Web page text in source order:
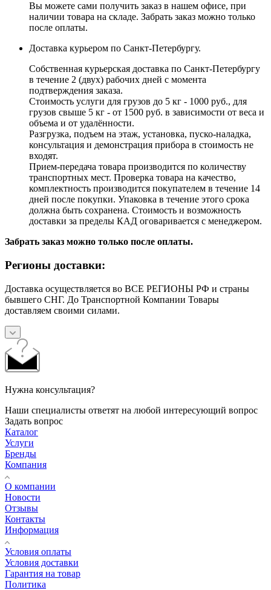
Вы можете сами получить заказ в нашем офисе, при
наличии товара на складе. Забрать заказ можно только
после оплаты.
Доставка курьером по Санкт-Петербургу.
Собственная курьерская доставка по Санкт-Петербургу
в течение 2 (двух) рабочих дней с момента
подтверждения заказа.
Стоимость услуги для грузов до 5 кг - 1000 руб., для
грузов свыше 5 кг - от 1500 руб. в зависимости от веса и
объема и от удалённости.
Разгрузка, подъем на этаж, установка, пуско-наладка,
консультация и демонстрация прибора в стоимость не
входят.
Прием-передача товара производится по количеству
транспортных мест. Проверка товара на качество,
комплектность производится покупателем в течение 14
дней после покупки. Упаковка в течение этого срока
должна быть сохранена. Стоимость и возможность
доставки за пределы КАД оговаривается с менеджером.
Забрать заказ можно только после оплаты.
Регионы доставки:
Доставка осуществляется во ВСЕ РЕГИОНЫ РФ и страны
бывшего СНГ. До Транспортной Компании Товары
доставляем своими силами.
Нужна консультация?
Наши специалисты ответят на любой интересующий вопрос
Задать вопрос
Каталог
Услуги
Бренды
Компания
О компании
Новости
Отзывы
Контакты
Информация
Условия оплаты
Условия доставки
Гарантия на товар
Политика